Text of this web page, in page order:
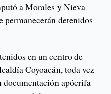
a Morales y Nieva
detenidos
en un centro de
Coyoacán, toda vez
documentación apócrifa